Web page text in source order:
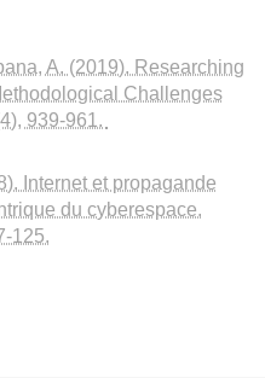
A. (2019). Researching
Challenges
939-961.
Internet et propagande
du cyberespace.
125.